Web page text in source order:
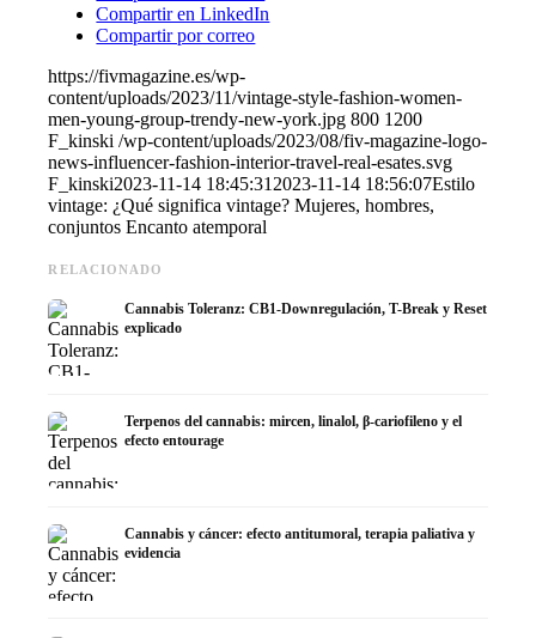
Compartir en LinkedIn
Compartir por correo
https://fivmagazine.es/wp-
content/uploads/2023/11/vintage-style-fashion-women-
men-young-group-trendy-new-york.jpg 800 1200
F_kinski /wp-content/uploads/2023/08/fiv-magazine-logo-
news-influencer-fashion-interior-travel-real-esates.svg
F_kinski2023-11-14 18:45:31 2023-11-14 18:56:07Estilo
vintage: ¿Qué significa vintage? Mujeres, hombres,
conjuntos Encanto atemporal
RELACIONADO
Cannabis Toleranz: CB1-Downregulación, T-Break y Reset
explicado
Terpenos del cannabis: mircen, linalol, β-cariofileno y el
efecto entourage
Cannabis y cáncer: efecto antitumoral, terapia paliativa y
evidencia